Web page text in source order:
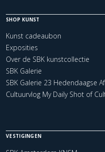
SHOP KUNST
Kunst cadeaubon
Exposities
Over de SBK kunstcollectie
SBK Galerie
SBK Galerie 23 Hedendaagse
Cultuurvlog My Daily Shot of
VESTIGINGEN